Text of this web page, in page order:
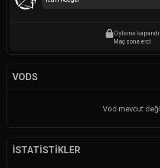
Oylama kapandı
Maç sona erdi
VODS
Vod mevcut değil
İSTATISTIKLER